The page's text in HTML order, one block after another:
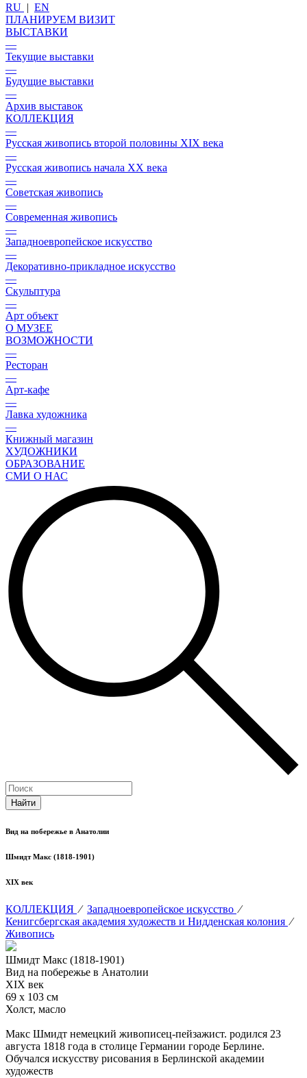
RU | EN
ПЛАНИРУЕМ ВИЗИТ
ВЫСТАВКИ
—
Текущие выставки
—
Будущие выставки
—
Архив выставок
КОЛЛЕКЦИЯ
—
Русская живопись второй половины XIX века
—
Русская живопись начала XX века
—
Советская живопись
—
Современная живопись
—
Западноевропейское искусство
—
Декоративно-прикладное искусство
—
Скульптура
—
Арт объект
О МУЗЕЕ
ВОЗМОЖНОСТИ
—
Ресторан
—
Арт-кафе
—
Лавка художника
—
Книжный магазин
ХУДОЖНИКИ
ОБРАЗОВАНИЕ
СМИ О НАС
Вид на побережье в Анатолии
Шмидт Макс (1818-1901)
XIX век
КОЛЛЕКЦИЯ ⁄ Западноевропейское искусство ⁄
Кенигсбергская академия художеств и Нидденская колония ⁄
Живопись
Шмидт Макс (1818-1901)
Вид на побережье в Анатолии
XIX век
69 х 103 см
Холст, масло
Макс Шмидт немецкий живописец-пейзажист. родился 23
августа 1818 года в столице Германии городе Берлине.
Обучался искусству рисования в Берлинской академии
художеств